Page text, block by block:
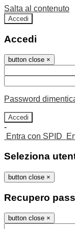
Salta al contenuto
Accedi
Accedi
button close ×
Password
-
Entra con SPID
Seleziona
button close ×
Recupero
button close ×